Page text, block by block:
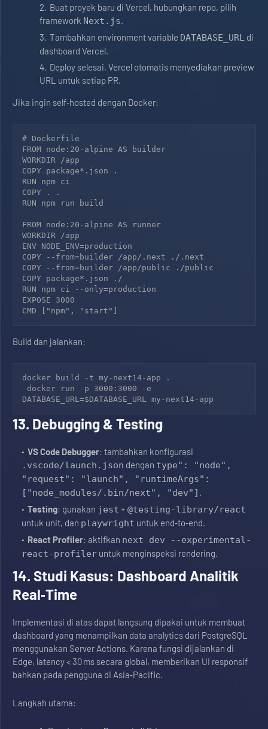
Buat proyek baru di Vercel, hubungkan repo, pilih
framework Next.js.
Tambahkan environment variable DATABASE_URL di
dashboard Vercel.
Deploy selesai, Vercel otomatis menyediakan preview
URL untuk setiap PR.
Jika ingin self‑hosted dengan Docker:
# Dockerfile
FROM node:20-alpine AS builder
WORKDIR /app
COPY package*.json .
RUN npm ci
COPY . .
RUN npm run build
FROM node:20-alpine AS runner
WORKDIR /app
ENV NODE_ENV=production
COPY --from=builder /app/.next ./.next
COPY --from=builder /app/public ./public
COPY package*.json ./
RUN npm ci --only=production
EXPOSE 3000
Build dan jalankan:
docker build -t my-next14-app .
13. Debugging & Testing
VS Code Debugger: tambahkan konfigurasi
.vscode/launch.json dengan type": "node",
"request": "launch", "runtimeArgs":
["node_modules/.bin/next", "dev"] .
Testing: gunakan jest + @testing-library/react
untuk unit, dan playwright untuk end‑to‑end.
React Profiler: aktifkan next dev --experimental-
react-profiler untuk menginspeksi rendering.
14. Studi Kasus: Dashboard Analitik
Real‑Time
Implementasi di atas dapat langsung dipakai untuk membuat
dashboard yang menampilkan data analytics dari PostgreSQL
menggunakan Server Actions. Karena fungsi dijalankan di
Edge, latency < 30 ms secara global, memberikan UI responsif
bahkan pada pengguna di Asia‑Pacific.
Langkah utama: